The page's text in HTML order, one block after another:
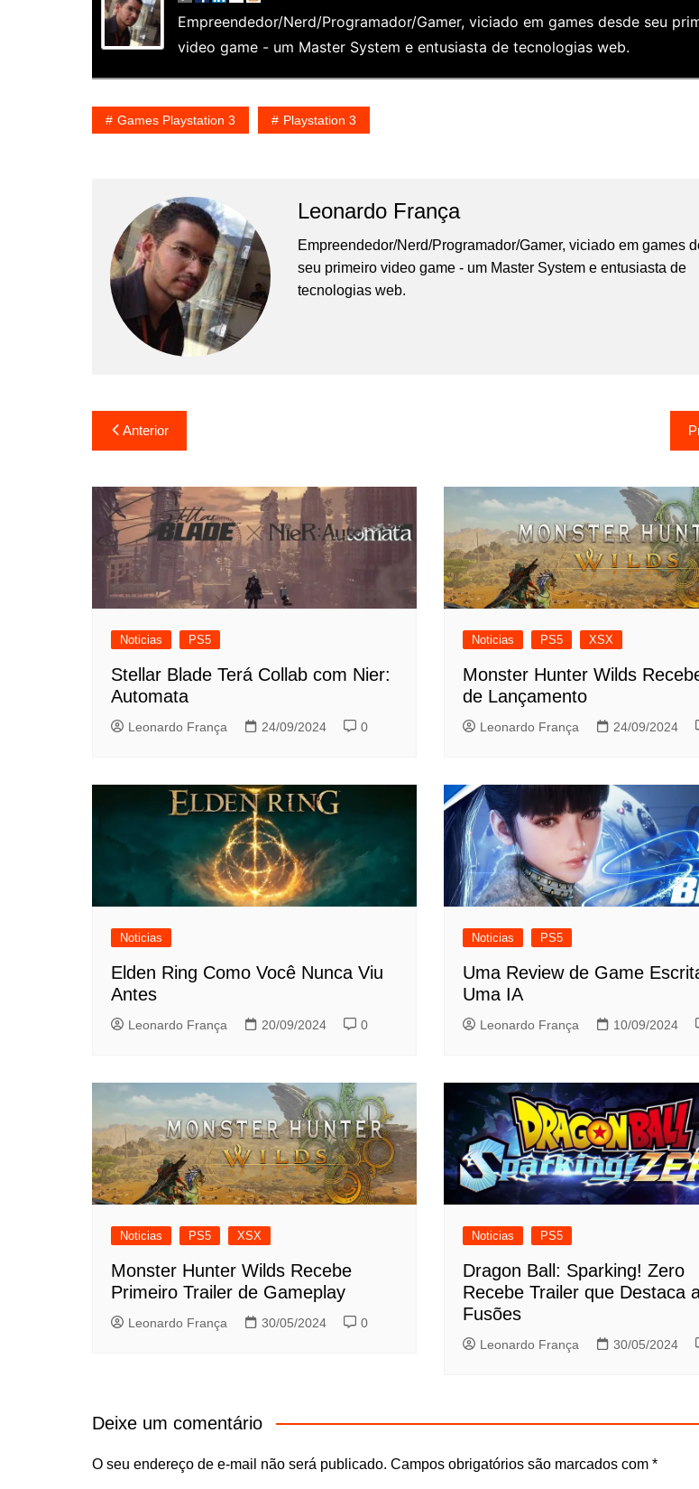
Empreendedor/Nerd/Programador/Gamer, viciado em games desde seu
video game - um Master System e entusiasta de tecnologias web.
Games Playstation 3 Playstation 3
Leonardo França
Empreendedor/Nerd/Programador/Gamer, viciado em games
seu primeiro video game - um Master System e entusiasta de
tecnologias web.
Navegação
de
Post
Anterior
Noticias PS5
Stellar Blade Terá Collab com Nier:
Automata
Leonardo França 24/09/2024 0
Noticias PS5 XSX
Monster Hunter Wilds
de Lançamento
Leonardo França 24/09/2024
Noticias
Elden Ring Como Você Nunca Viu
Antes
Leonardo França 20/09/2024 0
Noticias PS5
Uma Review de Game
Uma IA
Leonardo França 10/09/2024
Noticias PS5 XSX
Monster Hunter Wilds Recebe
Primeiro Trailer de Gameplay
Leonardo França 30/05/2024 0
Noticias PS5
Dragon Ball: Sparking! Zero
Recebe Trailer que Destaca
Fusões
Leonardo França 30/05/2024
Deixe um comentário
O seu endereço de e-mail não será publicado. Campos obrigatórios são marcados com *